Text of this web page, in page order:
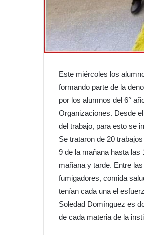
Este miércoles los
formando parte de la
por los alumnos del 6°
Organizaciones. Desde
del trabajo, para esto se
Se trataron de 20
9 de la mañana hasta las
mañana y tarde. Entre
fumigadores, comida
tenían cada una el
Soledad Domínguez es
de cada materia de la